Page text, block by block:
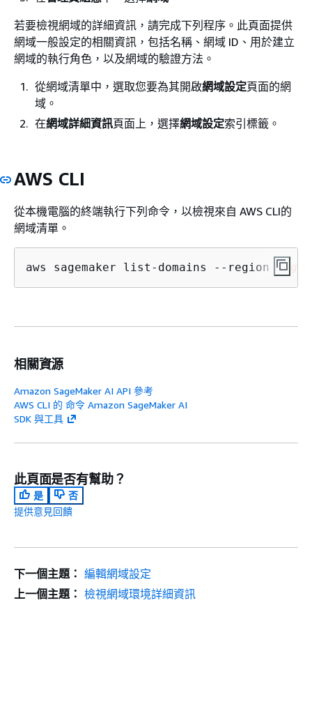
若要檢視網域的詳細資訊，請完成下列程序。此頁面提供
網域一般設定的相關資訊，包括名稱、網域 ID、用於建立
網域的執行角色，以及網域的驗證方法。
從網域清單中，選取您要為其開啟網域設定頁面的網
域。
在網域詳細資訊頁面上，選擇網域設定索引標籤。
AWS CLI
從本機電腦的終端執行下列命令，以檢視來自 AWS CLI的
網域清單。
aws sagemaker list-domains --region
相關資源
Amazon SageMaker AI API 參考
AWS CLI 的 命令 Amazon SageMaker AI
SDK 與工具
此頁面是否有幫助？
是
否
提供意見回饋
下一個主題： 編輯網域設定
上一個主題： 檢視網域環境詳細資訊